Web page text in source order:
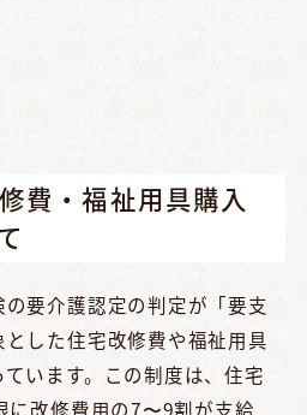
費・福祉用具購入
要介護認定の判定が「要支
した住宅改修費や福祉用具
います。この制度は、住宅
に改修費用の7〜9割が支給